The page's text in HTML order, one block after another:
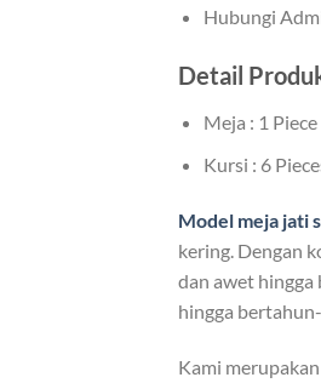
Hubungi
Detail
Meja : 1 Piece
Kursi : 6
Model meja jati
kering. Dengan
dan awet hingga
hingga
Kami